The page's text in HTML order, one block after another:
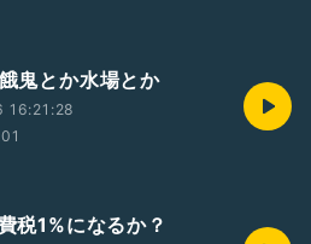
鬼とか水場とか
税1%になるか？